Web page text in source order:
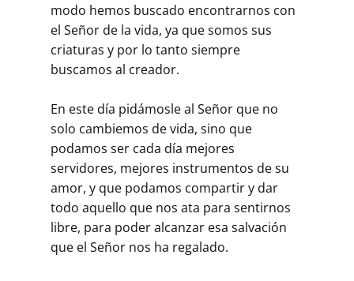
modo hemos buscado encontrarnos con
el Señor de la vida, ya que somos sus
criaturas y por lo tanto siempre
buscamos al creador.
En este día pidámosle al Señor que no
solo cambiemos de vida, sino que
podamos ser cada día mejores
servidores, mejores instrumentos de su
amor, y que podamos compartir y dar
todo aquello que nos ata para sentirnos
libre, para poder alcanzar esa salvación
que el Señor nos ha regalado.